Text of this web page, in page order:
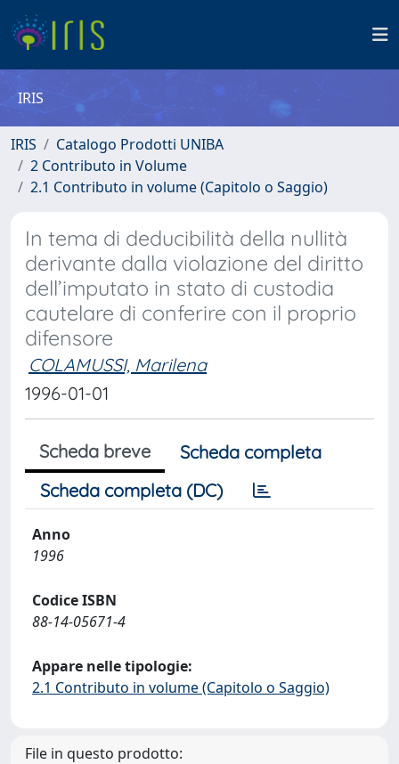
IRIS
IRIS
Catalogo Prodotti UNIBA
2 Contributo in Volume
2.1 Contributo in volume (Capitolo o Saggio)
In tema di deducibilità della nullità
derivante dalla violazione del diritto
dell’imputato in stato di custodia
cautelare di conferire con il proprio
difensore
COLAMUSSI, Marilena
1996-01-01
Scheda breve
Scheda completa
Scheda completa (DC)
Anno
1996
Codice ISBN
88-14-05671-4
Appare nelle tipologie:
2.1 Contributo in volume (Capitolo o Saggio)
File in questo prodotto: